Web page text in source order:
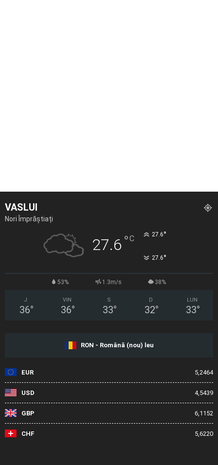
VASLUI
Nori Împrăștiați
27.6 °C 27.6°
27.6°
53% 1.3m/s 38%
J
36°
VIN
36°
S
33°
D
32°
LUN
33°
RON - Română (nou) leu
EUR 5,2464
USD 4,5439
GBP 6,1152
CHF 5,6220